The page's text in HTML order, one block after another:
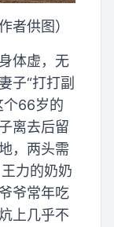
者供图）
体虚，无
子“打打副
个66岁的
离去后留
，两头需
力的奶奶
爷常年吃
上几乎不